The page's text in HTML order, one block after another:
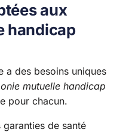
aux
handicap
a des besoins uniques
mutuelle handicap
pour chacun.
de santé